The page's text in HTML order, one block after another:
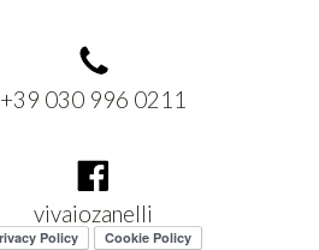
+39 030 996 0211
vivaiozanelli